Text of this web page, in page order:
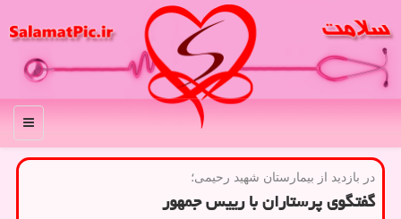
منو
در بازدید از بیمارستان شهید رحیمی؛
گفتگوی پرستاران با رییس جمهور